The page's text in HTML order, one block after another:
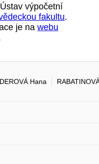
výpočetní
fakultu.
je na webu
Hana